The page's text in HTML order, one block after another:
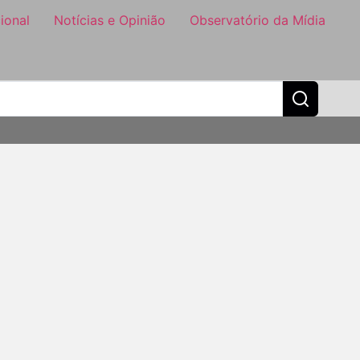
Notícias e Opinião Observatório da Mídia